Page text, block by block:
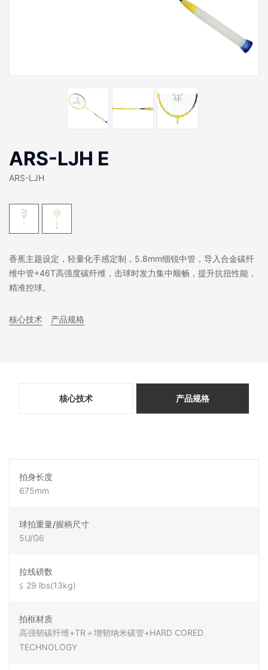
ARS-LJH E
ARS-LJH
香蕉主题设定，轻量化手感定制，5.8mm细锐中管，导入合金碳纤
维中管+46T高强度碳纤维，击球时发力集中顺畅，提升抗扭性能，
精准控球。
核心技术 产品规格
核心技术 产品规格
拍身长度
675mm
球拍重量/握柄尺寸
5U/G6
拉线磅数
≦ 29 lbs(13kg)
拍框材质
高强韧碳纤维+TR＋增韧纳米碳管+HARD CORED
TECHNOLOGY